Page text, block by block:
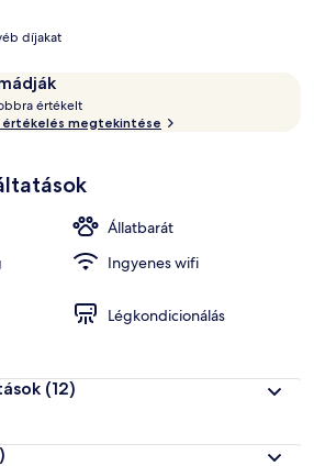
Rövid sétával megközelíthető a
villamosmegálló csak pár lépés,
pedig 4 perc séta.
díjakat
értékelt
z
t
z
ó
k
á
l
l
e
értékelés megtekintése
Állatbarát
Ingyenes wifi
Légkondicionálás
(12)